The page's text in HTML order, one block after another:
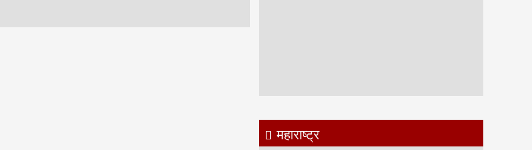
महाराष्ट्र